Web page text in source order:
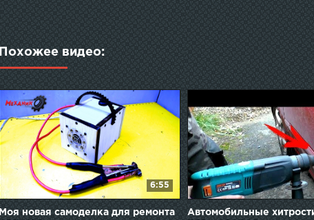
Похожее видео:
6:55
Моя новая самоделка для ремонта
Автомобильные